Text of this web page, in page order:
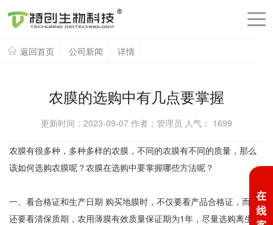
返回首页 公司新闻 详情
农膜的选购中有几点要掌握
更新时间：2023-09-07 作者：管理员 人气： 1699
农膜有很多种，多种多样的农膜，不同的农膜有不同的质量，那么
该如何选购农膜呢？农膜在选购中要掌握哪些方法呢？
一、看合格证和生产日期 购买地膜时，不仅要看产品合格证，而且
还要看清保质期，农用薄膜有效质量保证期为1年，尽量选购离生产